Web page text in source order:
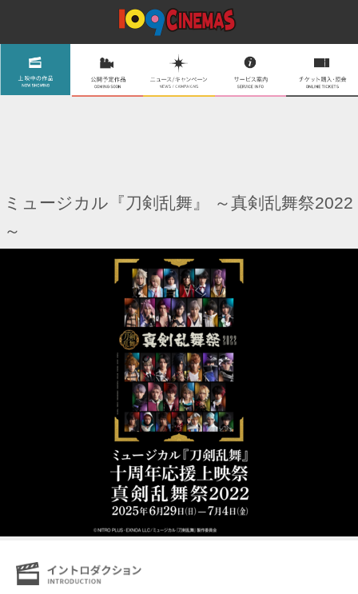
ミュージカル『刀剣乱舞』 ～真剣乱舞祭2022
～